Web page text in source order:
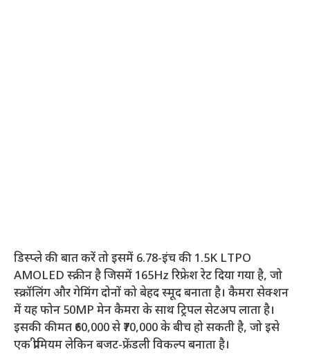
डिस्प्ले की बात करें तो इसमें 6.78-इंच की 1.5K LTPO
AMOLED स्क्रीन है जिसमें 165Hz रिफ्रेश रेट दिया गया है, जो
स्क्रॉलिंग और गेमिंग दोनों को बेहद स्मूद बनाता है। कैमरा सेक्शन
में यह फोन 50MP मेन कैमरा के साथ ट्रिपल सेटअप लाता है।
इसकी कीमत ₹60,000 से ₹70,000 के बीच हो सकती है, जो इसे
एक प्रीमियम लेकिन बजट-फ्रेंडली विकल्प बनाता है।